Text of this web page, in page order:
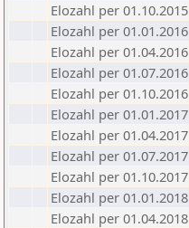
Elozahl per 01.10.2015
Elozahl per 01.01.2016
Elozahl per 01.04.2016
Elozahl per 01.07.2016
Elozahl per 01.10.2016
Elozahl per 01.01.2017
Elozahl per 01.04.2017
Elozahl per 01.07.2017
Elozahl per 01.10.2017
Elozahl per 01.01.2018
Elozahl per 01.04.2018